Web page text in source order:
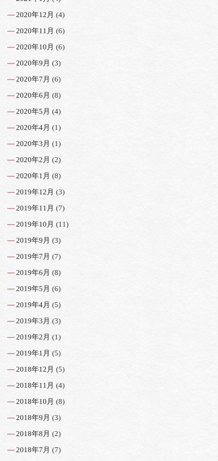
2020年12月 (4)
2020年11月 (6)
2020年10月 (6)
2020年9月 (3)
2020年7月 (6)
2020年6月 (8)
2020年5月 (4)
2020年4月 (1)
2020年3月 (1)
2020年2月 (2)
2020年1月 (8)
2019年12月 (3)
2019年11月 (7)
2019年10月 (11)
2019年9月 (3)
2019年7月 (7)
2019年6月 (8)
2019年5月 (6)
2019年4月 (5)
2019年3月 (3)
2019年2月 (1)
2019年1月 (5)
2018年12月 (5)
2018年11月 (4)
2018年10月 (8)
2018年9月 (3)
2018年8月 (2)
2018年7月 (7)